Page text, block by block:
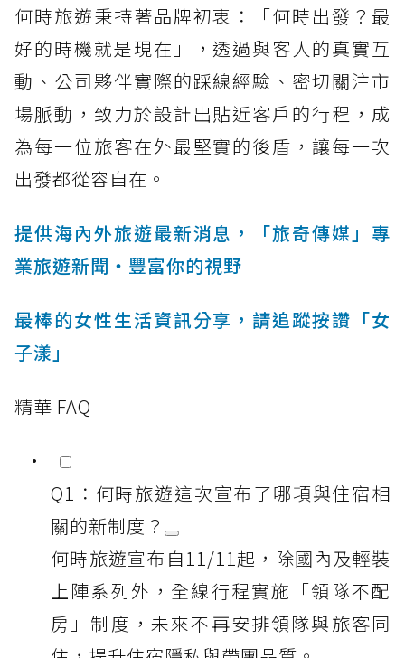
何時旅遊秉持著品牌初衷：「何時出發？最
好的時機就是現在」，透過與客人的真實互
動、公司夥伴實際的踩線經驗、密切關注市
場脈動，致力於設計出貼近客戶的行程，成
為每一位旅客在外最堅實的後盾，讓每一次
出發都從容自在。
提供海內外旅遊最新消息，「旅奇傳媒」專
業旅遊新聞‧豐富你的視野
最棒的女性生活資訊分享，請追蹤按讚「女
子漾」
精華 FAQ
Q1：何時旅遊這次宣布了哪項與住宿相
關的新制度？
何時旅遊宣布自11/11起，除國內及輕裝
上陣系列外，全線行程實施「領隊不配
房」制度，未來不再安排領隊與旅客同